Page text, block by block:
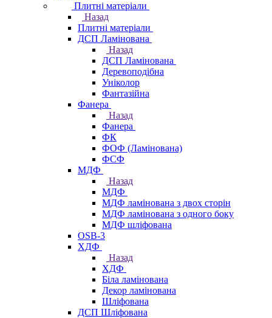
Плитні матеріали
Назад
Плитні матеріали
ДСП Ламінована
Назад
ДСП Ламінована
Деревоподібна
Уніколор
Фантазійна
Фанера
Назад
Фанера
ФК
ФОФ (Ламінована)
ФСФ
МДФ
Назад
МДФ
МДФ ламінована з двох сторін
МДФ ламінована з одного боку
МДФ шліфована
OSB-3
ХДФ
Назад
ХДФ
Біла ламінована
Декор ламінована
Шліфована
ДСП Шліфована